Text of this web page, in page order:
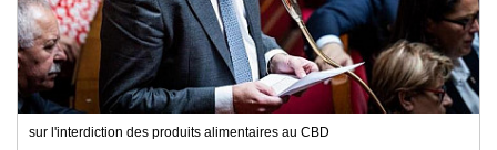
sur l'interdiction des produits alimentaires au CBD